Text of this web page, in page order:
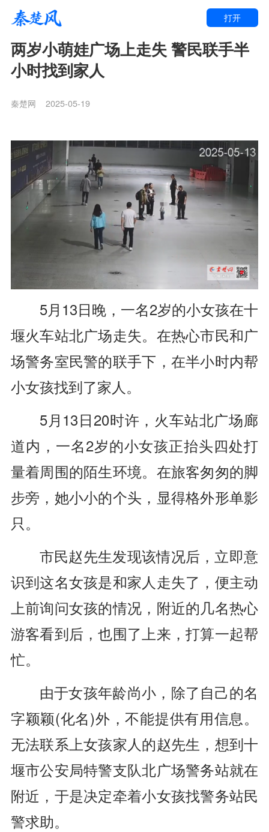
打开
两岁小萌娃广场上走失 警民联手半
小时找到家人
秦楚网 2025-05-19
5月13日晚，一名2岁的小女孩在十
堰火车站北广场走失。在热心市民和广
场警务室民警的联手下，在半小时内帮
小女孩找到了家人。
5月13日20时许，火车站北广场廊
道内，一名2岁的小女孩正抬头四处打
量着周围的陌生环境。在旅客匆匆的脚
步旁，她小小的个头，显得格外形单影
只。
市民赵先生发现该情况后，立即意
识到这名女孩是和家人走失了，便主动
上前询问女孩的情况，附近的几名热心
游客看到后，也围了上来，打算一起帮
忙。
由于女孩年龄尚小，除了自己的名
字颖颖(化名)外，不能提供有用信息。
无法联系上女孩家人的赵先生，想到十
堰市公安局特警支队北广场警务站就在
附近，于是决定牵着小女孩找警务站民
警求助。